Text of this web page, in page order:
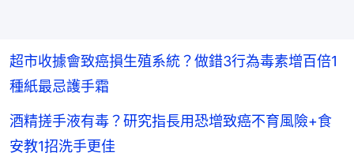
超市收據會致癌損生殖系統？做錯3行為毒素增百倍1
種紙最忌護手霜
酒精搓手液有毒？研究指長用恐增致癌不育風險+食
安教1招洗手更佳